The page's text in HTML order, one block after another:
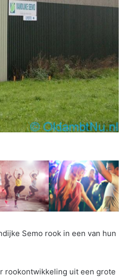
Semo rook in een van hun
rookontwikkeling uit een grote